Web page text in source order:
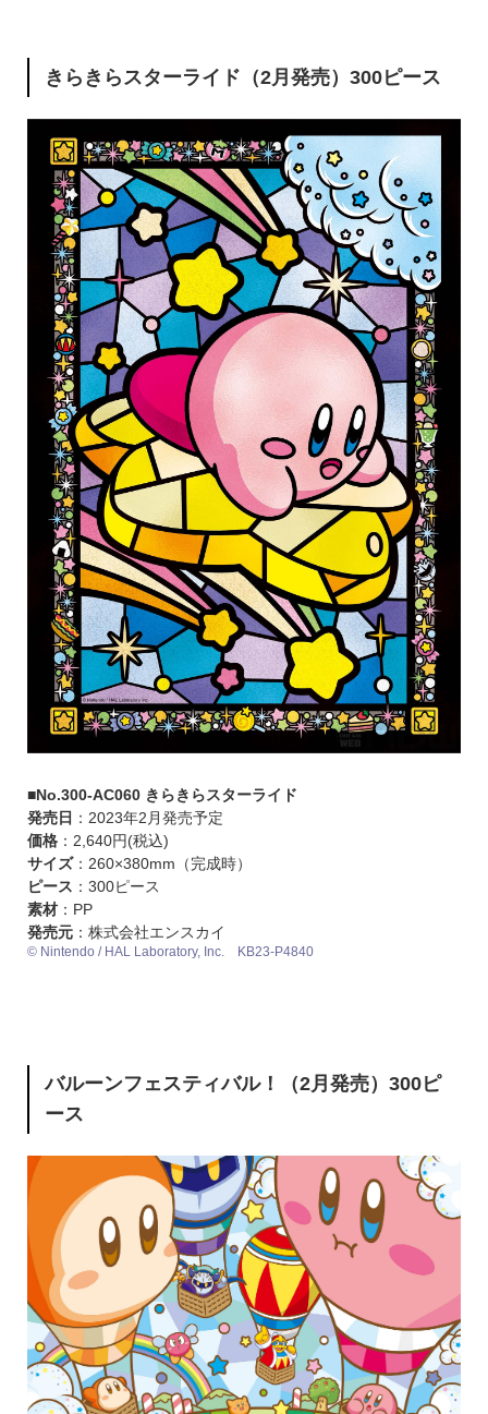
きらきらスターライド（2月発売）300ピース
■No.300-AC060 きらきらスターライド
発売日 ：2023年2月発売予定
価格：2,640円(税込)
サイズ：260×380mm（完成時）
ピース ：300ピース
素材：PP
発売元：株式会社エンスカイ
© Nintendo / HAL Laboratory, Inc. KB23-P4840
バルーンフェスティバル！（2月発売）300ピ
ース